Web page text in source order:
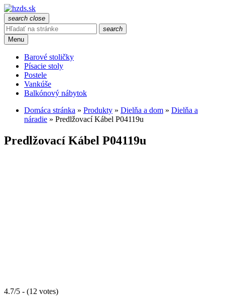
search close
search
Menu
Barové stoličky
Písacie stoly
Postele
Vankúše
Balkónový nábytok
Domáca stránka » Produkty » Dielňa a dom » Dielňa a
náradie » Predlžovací Kábel P04119u
Predlžovací Kábel P04119u
4.7/5 - (12 votes)